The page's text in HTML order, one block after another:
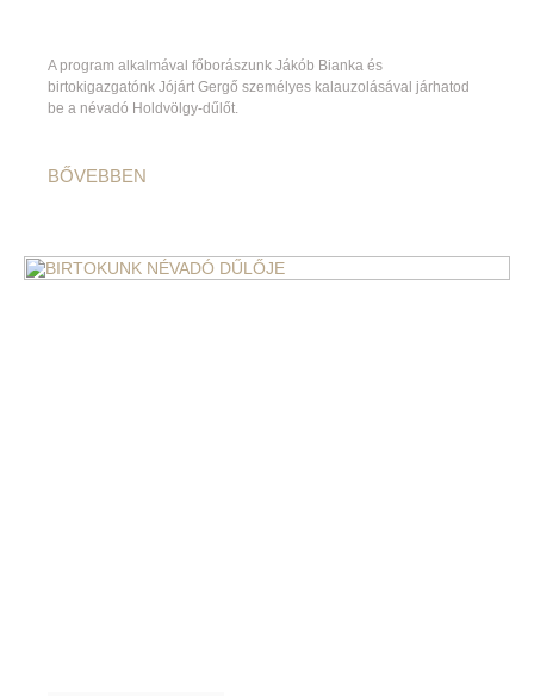
A program alkalmával főborászunk Jákób Bianka és
birtokigazgatónk Jójárt Gergő személyes kalauzolásával járhatod
be a névadó Holdvölgy-dűlőt.
BŐVEBBEN